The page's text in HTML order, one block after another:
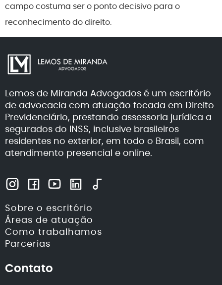
campo costuma ser o ponto decisivo para o
reconhecimento do direito.
Lemos de Miranda Advogados é um escritório
de advocacia com atuação focada em Direito
Previdenciário, prestando assessoria jurídica a
segurados do INSS, inclusive brasileiros
residentes no exterior, em todo o Brasil, com
atendimento presencial e online.
Sobre o escritório
Áreas de atuação
Como trabalhamos
Parcerias
Contato